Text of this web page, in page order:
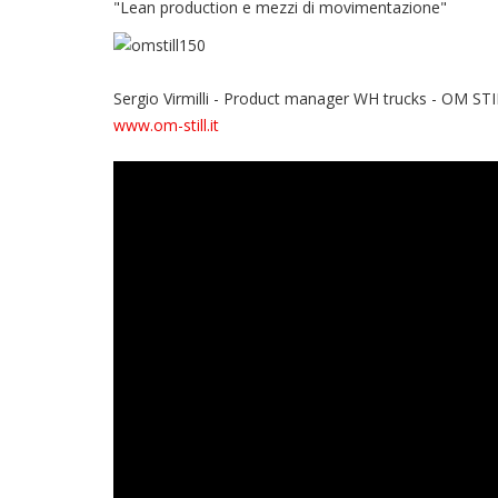
"Lean production e mezzi di movimentazione"
Sergio Virmilli - Product manager WH trucks - OM
www.om-still.it